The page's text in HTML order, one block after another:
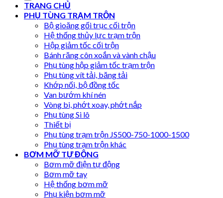
TRANG CHỦ
PHỤ TÙNG TRẠM TRỘN
Bộ gioăng gối trục cối trộn
Hệ thống thủy lực trạm trộn
Hộp giảm tốc cối trộn
Bánh răng côn xoắn và vành chậu
Phụ tùng hộp giảm tốc trạm trộn
Phụ tùng vít tải, băng tải
Khớp nối, bộ đồng tốc
Van bướm khí nén
Vòng bi, phớt xoay, phớt nắp
Phụ tùng Si lô
Thiết bị
Phụ tùng trạm trộn JS500-750-1000-1500
Phụ tùng trạm trộn khác
BƠM MỠ TỰ ĐỘNG
Bơm mỡ điện tự động
Bơm mỡ tay
Hệ thống bơm mỡ
Phụ kiện bơm mỡ